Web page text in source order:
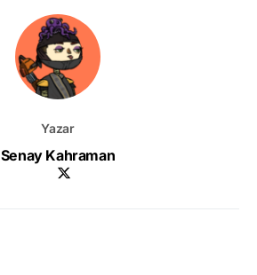
Yazar
Senay Kahraman